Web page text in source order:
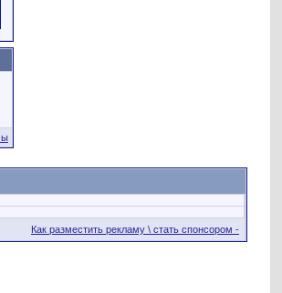
Как разместить рекламу \ стать спонсором -